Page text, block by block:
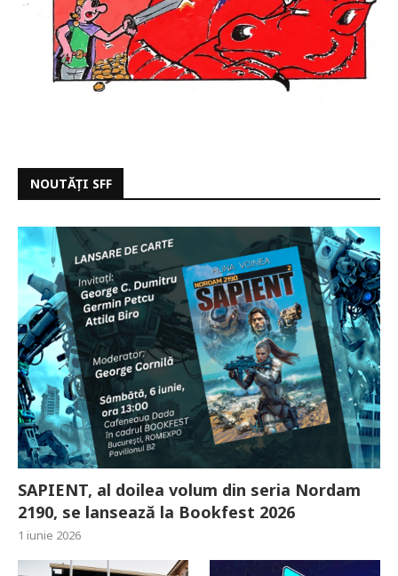
NOUTĂȚI SFF
SAPIENT, al doilea volum din seria Nordam
2190, se lansează la Bookfest 2026
1 iunie 2026